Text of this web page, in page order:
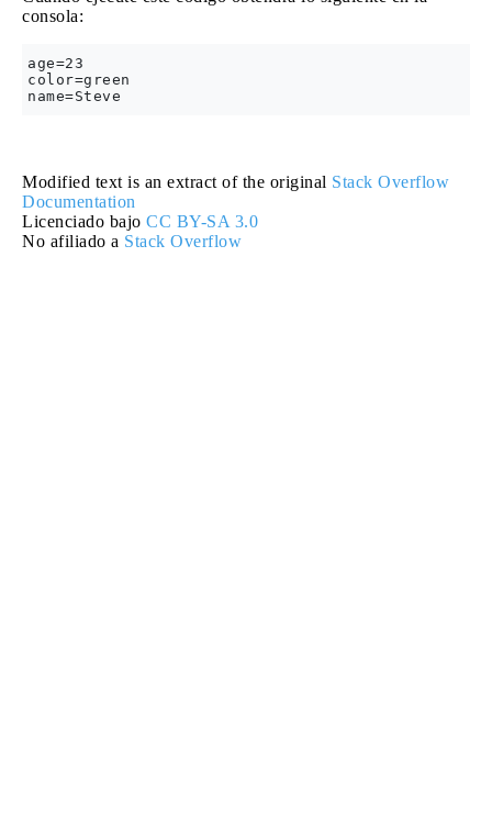
consola:
age=23
color=green
Modified text is an extract of the original Stack Overflow
Documentation
Licenciado bajo CC BY-SA 3.0
No afiliado a Stack Overflow